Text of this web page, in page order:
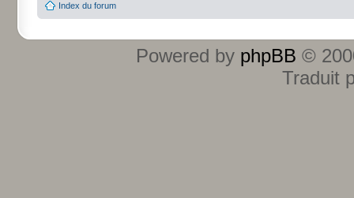
Index du forum
Powered by phpBB ©
Traduit